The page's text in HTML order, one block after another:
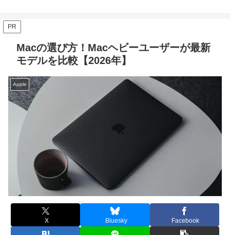
PR
Macの選び方！Macヘビーユーザーが最新
モデルを比較【2026年】
Apple
X Bluesky Facebook